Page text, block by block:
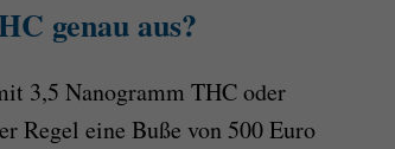
genau aus?
3,5 Nanogramm THC oder
eine Buße von 500 Euro